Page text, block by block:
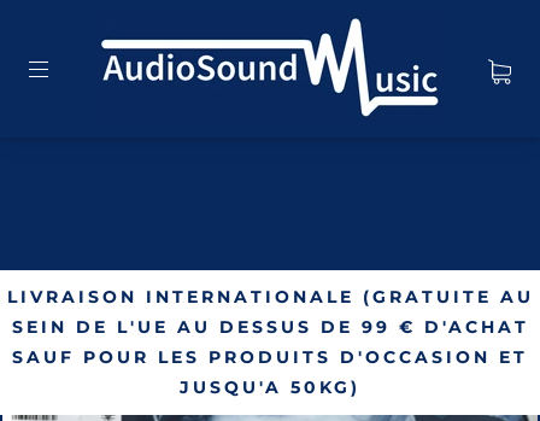
LIVRAISON INTERNATIONALE (GRATUITE AU
SEIN DE L'UE AU DESSUS DE 99 € D'ACHAT
SAUF POUR LES PRODUITS D'OCCASION ET
JUSQU'A 50KG)